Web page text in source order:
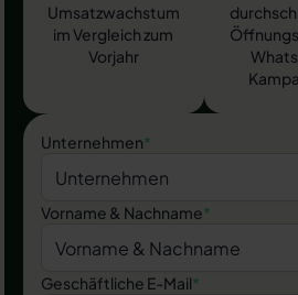
Umsatzwachstum
im Vergleich zum
Vorjahr
Unternehmen*
Vorname & Nachname*
Geschäftliche E-Mail*